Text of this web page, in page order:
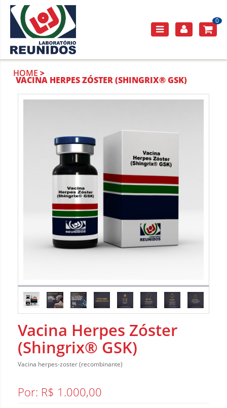
0
HOME
VACINA HERPES ZÓSTER (SHINGRIX® GSK)
Vacina Herpes Zóster
(Shingrix® GSK)
Vacina herpes-zoster (recombinante)
Por: R$ 1.000,00